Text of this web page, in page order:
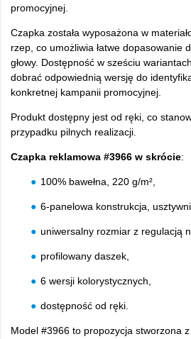
promocyjnej.
Czapka została wyposażona w
rzep, co umożliwia łatwe dopasowanie
głowy. Dostępność w sześciu
dobrać odpowiednią wersję do
konkretnej kampanii promocyjnej.
Produkt dostępny jest od ręki, co
przypadku pilnych realizacji.
Czapka reklamowa #3966 w skrócie:
100% bawełna, 220 g/m²,
6-panelowa konstrukcja,
uniwersalny rozmiar z regulacją
profilowany daszek,
6 wersji kolorystycznych,
dostępność od ręki.
Model #3966 to propozycja stworzona